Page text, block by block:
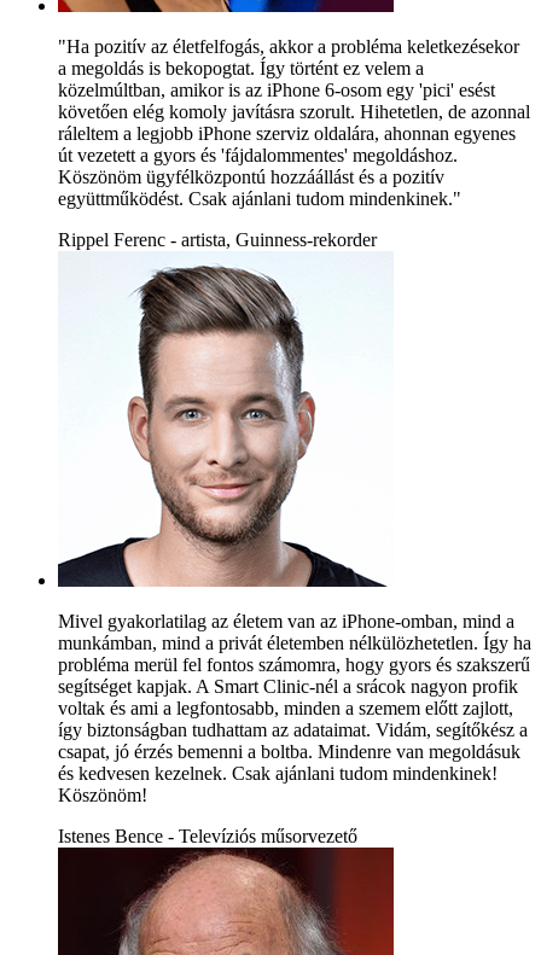
"Ha pozitív az életfelfogás, akkor a probléma keletkezésekor
a megoldás is bekopogtat. Így történt ez velem a
közelmúltban, amikor is az iPhone 6-osom egy 'pici' esést
követően elég komoly javításra szorult. Hihetetlen, de azonnal
ráleltem a legjobb iPhone szerviz oldalára, ahonnan egyenes
út vezetett a gyors és 'fájdalommentes' megoldáshoz.
Köszönöm ügyfélközpontú hozzáállást és a pozitív
együttműködést. Csak ajánlani tudom mindenkinek."
Rippel Ferenc - artista, Guinness-rekorder
Mivel gyakorlatilag az életem van az iPhone-omban, mind a
munkámban, mind a privát életemben nélkülözhetetlen. Így ha
probléma merül fel fontos számomra, hogy gyors és szakszerű
segítséget kapjak. A Smart Clinic-nél a srácok nagyon profik
voltak és ami a legfontosabb, minden a szemem előtt zajlott,
így biztonságban tudhattam az adataimat. Vidám, segítőkész a
csapat, jó érzés bemenni a boltba. Mindenre van megoldásuk
és kedvesen kezelnek. Csak ajánlani tudom mindenkinek!
Köszönöm!
Istenes Bence - Televíziós műsorvezető